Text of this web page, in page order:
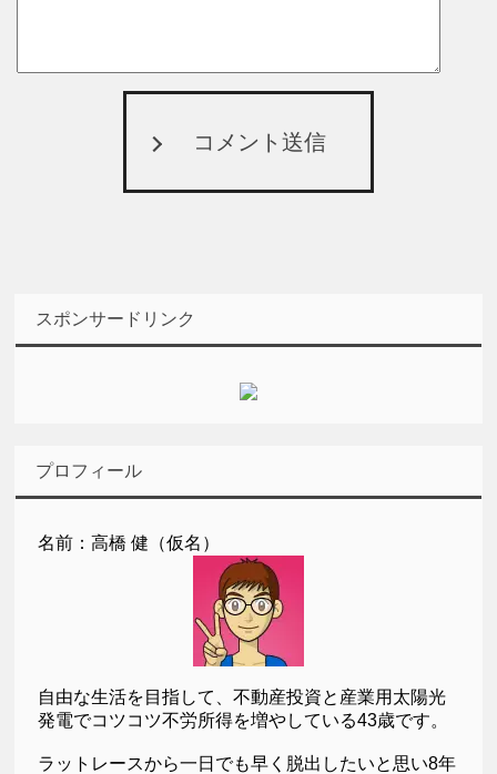
コメント送信
スポンサードリンク
プロフィール
名前：高橋 健（仮名）
自由な生活を目指して、不動産投資と産業用太陽光
発電でコツコツ不労所得を増やしている43歳です。
ラットレースから一日でも早く脱出したいと思い8年